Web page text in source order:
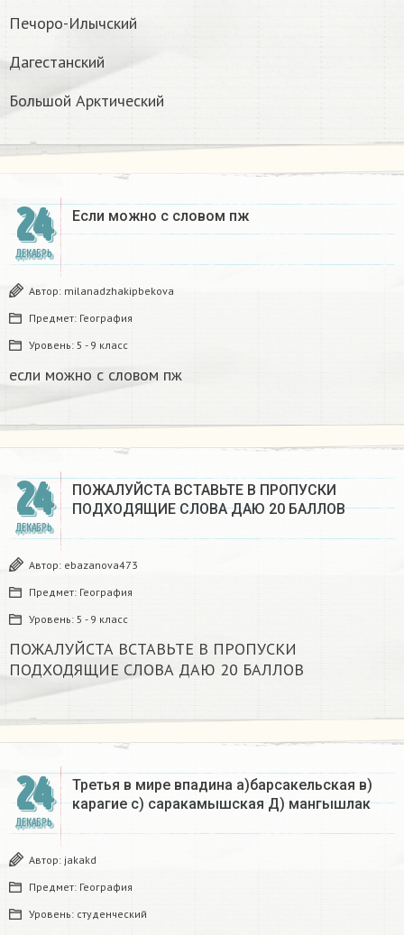
Печоро-Илычский
Дагестанский
Большой Арктический
24
ДЕКАБРЬ
Если можно с словом пж​
Автор: milanadzhakipbekova
Предмет: География
Уровень: 5 - 9 класс
если можно с словом пж​
24
ДЕКАБРЬ
ПОЖАЛУЙСТА ВСТАВЬТЕ В ПРОПУСКИ
ПОДХОДЯЩИЕ СЛОВА ДАЮ 20 БАЛЛОВ​
Автор: ebazanova473
Предмет: География
Уровень: 5 - 9 класс
ПОЖАЛУЙСТА ВСТАВЬТЕ В ПРОПУСКИ
ПОДХОДЯЩИЕ СЛОВА ДАЮ 20 БАЛЛОВ​
24
ДЕКАБРЬ
Третья в мире впадина а)барсакельская в)
карагие с) саракамышская Д) мангышлак​
Автор: jakakd
Предмет: География
Уровень: студенческий